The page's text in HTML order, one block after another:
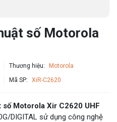
số Motorola
Thương hiệu: Motorola
Mã SP: XiR-C2620
Motorola Xir C2620 UHF
DIGITAL sử dụng công nghệ